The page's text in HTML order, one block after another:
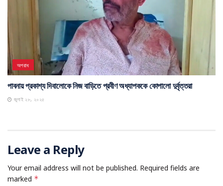
অপরাধ
পাবনায় প্রকাশ্য দিবালোকে নিজ বাড়িতে প্রবীণ অধ্যাপককে কোপালো দুর্বৃত্তরা
জুলাই ২৮, ২০২৫
Leave a Reply
Your email address will not be published. Required fields are
marked *